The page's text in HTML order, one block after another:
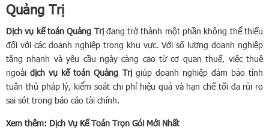
Quảng Trị
Dịch vụ kế toán Quảng Trịđang trở thành một phần không thể thiếu
đối với các doanh nghiệp trong khu vực. Với số lượng doanh nghiệp
tăng nhanh và yêu cầu ngày càng cao từ cơ quan thuế, việc thuê
ngoàidịch vụ kế toán Quảng Trịgiúp doanh nghiệp đảm bảo tính
tuân thủ pháp lý, kiểm soát chi phí hiệu quả và hạn chế tối đa rủi ro
sai sót trong báo cáo tài chính.
Xem thêm: Dịch Vụ Kế Toán Trọn Gói Mới Nhất